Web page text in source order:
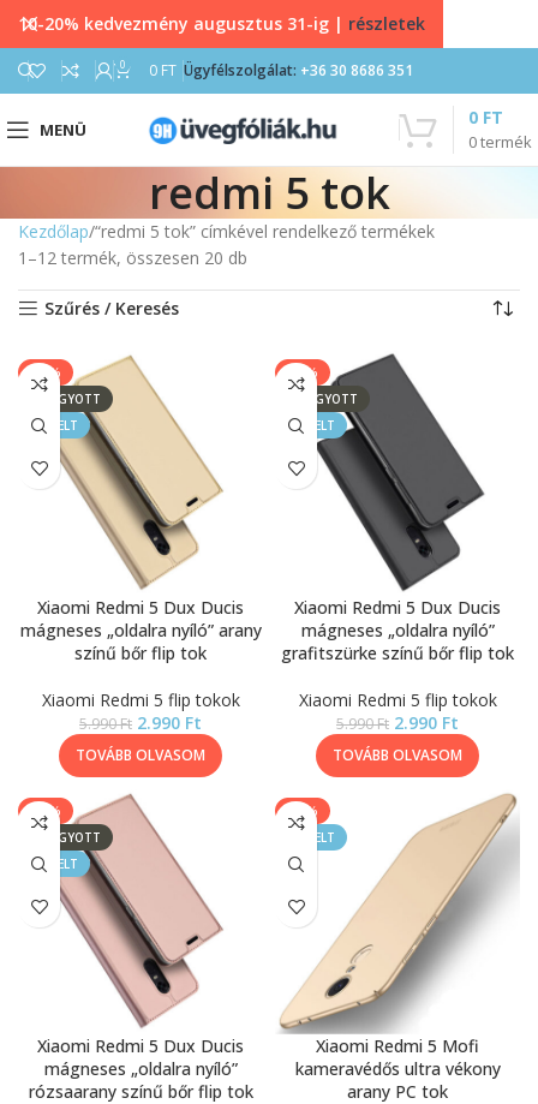
0 0 FT Ügyfélszolgálat: +36 30 8686 351
MENÜ
0termék
0 FT
redmi 5 tok
Kezdőlap “redmi 5 tok” címkével rendelkező termékek
1–12 termék, összesen 20 db
Szűrés / Keresés
-50%
ELFOGYOTT
KIEMELT
Xiaomi Redmi 5 Dux Ducis
mágneses „oldalra nyíló” arany
színű bőr flip tok
Xiaomi Redmi 5 flip tokok
5.990Ft 2.990 Ft
TOVÁBB OLVASOM
-50%
ELFOGYOTT
KIEMELT
Xiaomi Redmi 5 Dux Ducis
mágneses „oldalra nyíló”
grafitszürke színű bőr flip tok
Xiaomi Redmi 5 flip tokok
5.990Ft 2.990 Ft
TOVÁBB OLVASOM
-50%
ELFOGYOTT
KIEMELT
Xiaomi Redmi 5 Dux Ducis
mágneses „oldalra nyíló”
rózsaarany színű bőr flip tok
-50%
KIEMELT
Xiaomi Redmi 5 Mofi
kameravédős ultra vékony
arany PC tok
10-20% kedvezmény augusztus 31-ig | részletek